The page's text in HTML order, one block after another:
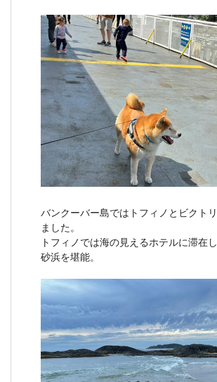
バンクーバー島ではトフィノとビクト
ました。
トフィノでは海の見えるホテルに滞在
砂浜を堪能。